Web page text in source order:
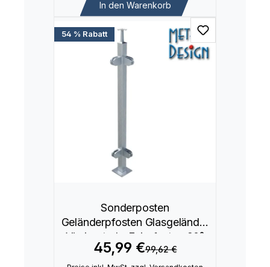
In den Warenkorb
54 % Rabatt
Sonderposten
Geländerpfosten Glasgeländer
Vierkantrohr Eckpfosten 90°
45,99 €99,62 €